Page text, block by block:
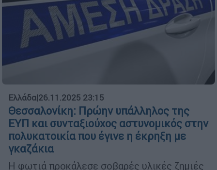
Ελλάδα|26.11.2025 23:15
Θεσσαλονίκη: Πρώην υπάλληλος της
ΕΥΠ και συνταξιούχος αστυνομικός στην
πολυκατοικία που έγινε η έκρηξη με
γκαζάκια
Η φωτιά προκάλεσε σοβαρές υλικές ζημιές